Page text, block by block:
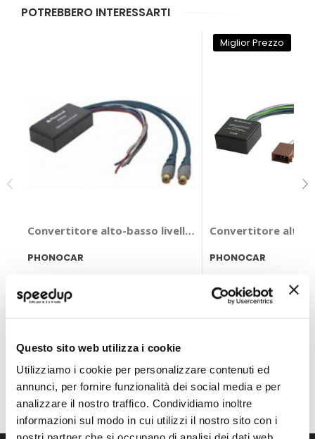
Questo sito web utilizza i cookie
Utilizziamo i cookie per personalizzare contenuti ed
annunci, per fornire funzionalità dei social media e per
analizzare il nostro traffico. Condividiamo inoltre
informazioni sul modo in cui utilizzi il nostro sito con i
POTREBBERO INTERESSARTI
Convertitore alto-basso livello - PHONOCAR
PHONOCAR
40,95 €
Miglior Prezzo
Convertitore alto-
PHONOCAR
Prezzo
42,95 € -20%